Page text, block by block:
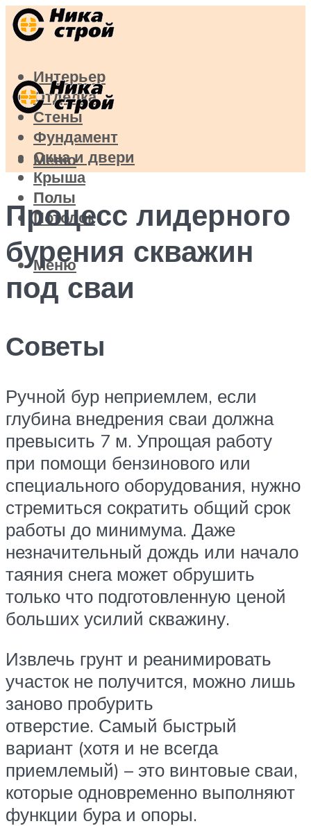
Интерьер
Отделка
Стены
Фундамент
Окна и двери
Крыша
Полы
Потолок
Меню
Меню
Процесс лидерного
бурения скважин
под сваи
Советы
Ручной бур неприемлем, если
глубина внедрения сваи должна
превысить 7 м. Упрощая работу
при помощи бензинового или
специального оборудования, нужно
стремиться сократить общий срок
работы до минимума. Даже
незначительный дождь или начало
таяния снега может обрушить
только что подготовленную ценой
больших усилий скважину.
Извлечь грунт и реанимировать
участок не получится, можно лишь
заново пробурить
отверстие. Самый быстрый
вариант (хотя и не всегда
приемлемый) – это винтовые сваи,
которые одновременно выполняют
функции бура и опоры.